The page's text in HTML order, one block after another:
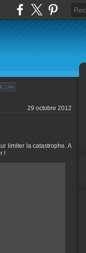
>>
29 octobre 2012
limiter la catastrophe. A
!